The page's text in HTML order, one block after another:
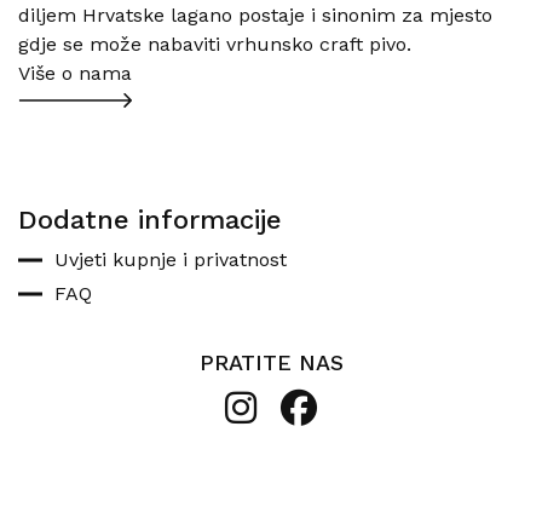
diljem Hrvatske lagano postaje i sinonim za mjesto
gdje se može nabaviti vrhunsko craft pivo.
Više o nama
Dodatne informacije
Uvjeti kupnje i privatnost
FAQ
PRATITE NAS